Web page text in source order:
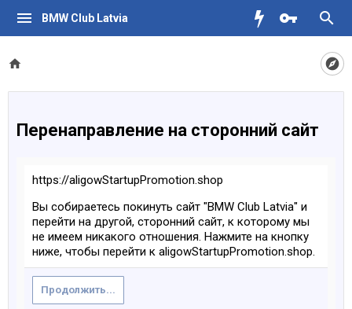
BMW Club Latvia
Перенаправление на сторонний сайт
https://aligowStartupPromotion.shop
Вы собираетесь покинуть сайт "BMW Club Latvia" и
перейти на другой, сторонний сайт, к которому мы
не имеем никакого отношения. Нажмите на кнопку
ниже, чтобы перейти к aligowStartupPromotion.shop.
Продолжить...